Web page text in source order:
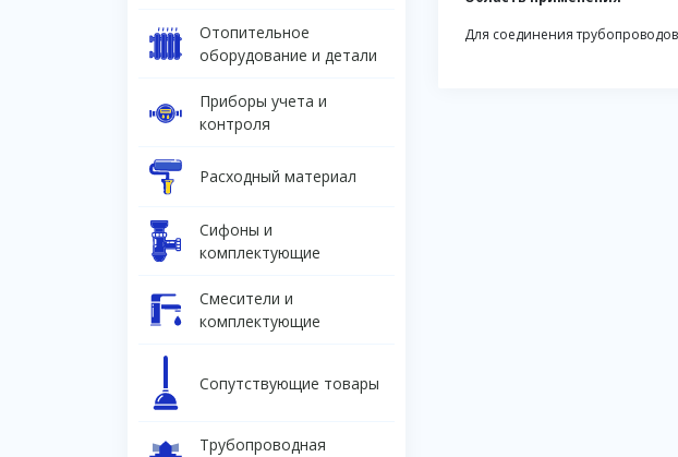
Отопительное
оборудование и детали
Приборы учета и
контроля
Расходный материал
Сифоны и
комплектующие
Смесители и
комплектующие
Сопутствующие товары
Трубопроводная
Для соединения